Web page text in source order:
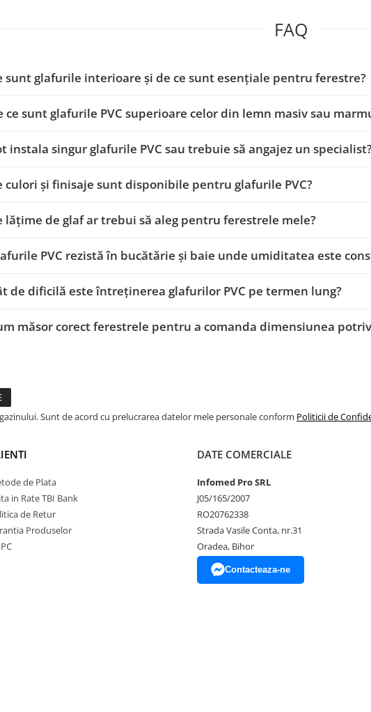
FAQ
sunt glafurile interioare și de ce sunt esențiale pentru ferestre?
ce sunt glafurile PVC superioare celor din lemn masiv sau
instala singur glafurile PVC sau trebuie să angajez un
culori și finisaje sunt disponibile pentru glafurile PVC?
lățime de glaf ar trebui să aleg pentru ferestrele mele?
PVC rezistă în bucătărie și baie unde umiditatea este
de dificilă este întreținerea glafurilor PVC pe termen lung?
măsor corect ferestrele pentru a comanda dimensiunea
Sunt de acord cu prelucrarea datelor mele personale conform Politicii de
de Plata
in Rate TBI Bank
de Retur
Produselor
DATE COMERCIALE
Infomed Pro SRL
J05/165/2007
RO20762338
Strada Vasile Conta, nr.31
Oradea, Bihor
Contacteaza-ne